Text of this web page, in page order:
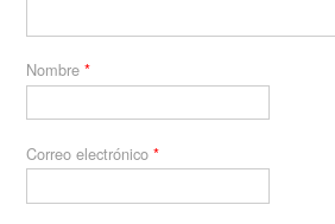
Nombre*
Correo electrónico*